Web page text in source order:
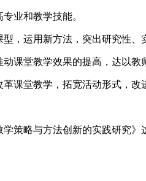
业和教学技能。
，运用新方法，突出研究性、
课堂教学效果的提高，达以教
课堂教学，拓宽活动形式，改
策略与方法创新的实践研究